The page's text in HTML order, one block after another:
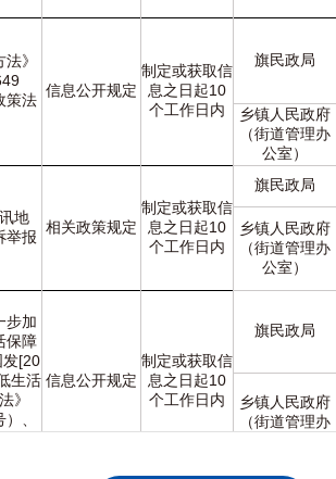
》
策法
信息公开规定
制定或获取信
息之日起10
个工作日内
旗民政局
乡镇人民政府
（街道管理办
公室）
地
举报
相关政策规定
制定或获取信
息之日起10
个工作日内
旗民政局
乡镇人民政府
（街道管理办
公室）
步加
保障
发[20
生活
》
、
信息公开规定
制定或获取信
息之日起10
个工作日内
旗民政局
乡镇人民政府
（街道管理办